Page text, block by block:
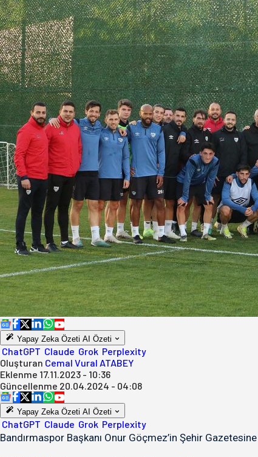
Yapay Zeka Özeti AI Özeti
ChatGPT Claude Grok Perplexity
Oluşturan Cemal Vural ATABEY
Eklenme 17.11.2023 - 10:36
Güncellenme 20.04.2024 - 04:08
Yapay Zeka Özeti AI Özeti
ChatGPT Claude Grok Perplexity
Bandırmaspor Başkanı Onur Göçmez’in Şehir